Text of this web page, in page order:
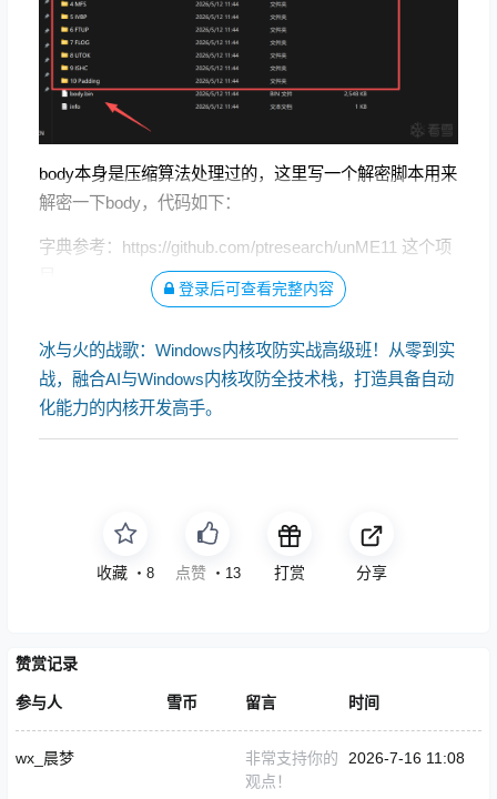
body本身是压缩算法处理过的，这里写一个解密脚本用来
解密一下body，代码如下：
字典参考： https://github.com/ptresearch/unME11 这个项
登录后可查看完整内容
冰与火的战歌：Windows内核攻防实战高级班！从零到实
战，融合AI与Windows内核攻防全技术栈，打造具备自动
化能力的内核开发高手。
收藏 ・ 8 点赞 ・ 13 打赏 分享
赞赏记录
参与人 雪币 留言 时间
wx_晨梦
非常支持你的
观点！
2026-7-16 11:08